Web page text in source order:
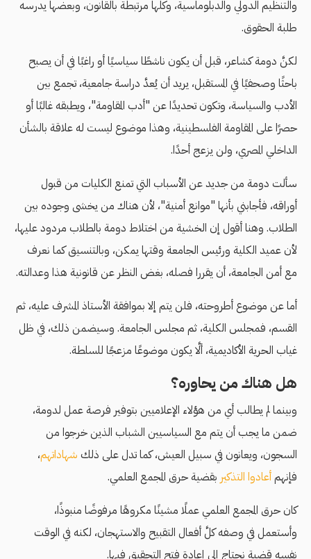
والتنظيم الدولي والدبلوماسية، وكلها مرتبطة بالقانون، وبعضها يدرسه
طلبة الحقوق.
لكنَّ دومة كشاعر، قبل أن يكون ناشطًا سياسيًا أو راغبًا في أن يصبح
باحثًا وصحفيًا في المستقبل، يريد أن يُعدَّ دراسة جامعية، تجمع بين
الأدب والسياسة، وتكون تحديدًا عن "أدب المقاومة"، ويطبقه غالبًا أو
حصرًا على المقاومة الفلسطينية، وهذا موضوع ليست له علاقة بالشأن
الداخلي المصري، ولن يزعج أحدًا.
سألت دومة من جديد عن الأسباب التي تمنع الكليات من قبول
أوراقه، فأجابني بأنها "موانع أمنية"، لأن هناك من يخشى وجوده بين
الطلاب. وهنا أقول إن الخشية من اختلاط دومة بالطلاب مردود عليها،
لأن عميد الكلية ورئيس الجامعة وقتها يمكن، وبالتنسيق كما نعرف
مع أمن الجامعة، أن يقررا فصله، بغض النظر عن قانونية هذا وعدالته.
أما عن موضوع أطروحته، فلن يتم إلا بموافقة الأستاذ المشرف عليه، ثم
القسم، فمجلس الكلية، ثم مجلس الجامعة. وسيضمن ذلك، في ظل
غياب الحرية الأكاديمية، ألَّا يكون موضوعًا مزعجًا للسلطة.
هل هناك من يحاوره؟
وبينما لم يطالب أي من هؤلاء الإعلاميين بتوفير فرصة عمل لدومة،
ضمن ما يجب أن يتم مع السياسيين الشباب الذين خرجوا من
السجون، ويعانون في سبيل العيش، كما تدل على ذلك شهاداتهم،
فإنهمأعادوا التذكير بقضية حرق المجمع العلمي.
كان حرق المجمع العلمي عملًا مشينًا مكروهًا مرفوضًا منبوذًا،
وأستعمل في وصفه كلَّ أفعال التقبيح والاستهجان، لكنه في الوقت
نفسه قضية نحتاج إلى إعادة فتح التحقيق فيها.